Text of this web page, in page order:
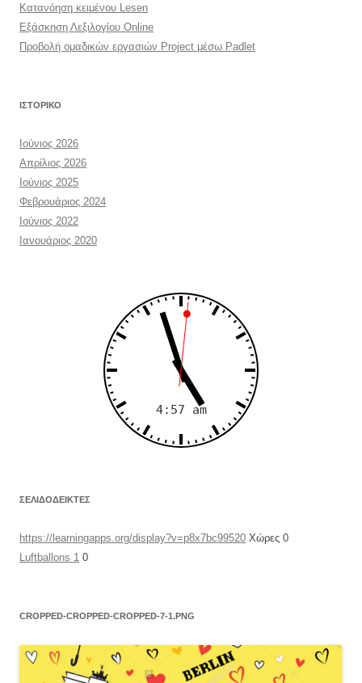
Κατανόηση κειμένου Lesen
Εξάσκηση Λεξιλογίου Online
Προβολή ομαδικών εργασιών Project μέσω Padlet
ΙΣΤΟΡΙΚΌ
Ιούνιος 2026
Απρίλιος 2026
Ιούνιος 2025
Φεβρουάριος 2024
Ιούνιος 2022
Ιανουάριος 2020
ΣΕΛΙΔΟΔΕΊΚΤΕΣ
https://learningapps.org/display?v=p8x7bc99520 Χώρες 0
Luftballons 1 0
CROPPED-CROPPED-CROPPED-7-1.PNG